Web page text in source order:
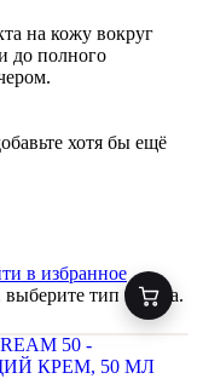
на кожу вокруг
до полного
хотя бы ещё
в избранное
тип товара.